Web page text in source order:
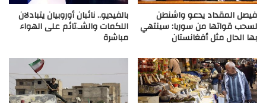
فيصل المقداد يدعو واشنطن
لسحب قواتها من سوريا: سينتهي
بها الحال مثل أفغانستان
بالفيديو.. نائبان أوروبيان يتبادلان
اللكمات والشـ.تائم على الهواء
مباشرة